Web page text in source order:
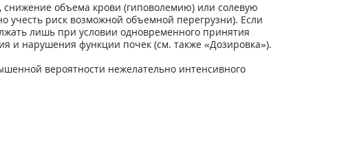
снижение объема крови (гиповолемию) или солевую
учесть риск возможной объемной перегрузни). Если
лишь при условии одновременного принятия
и нарушения функции почек (см. также «Дозировка»).
вероятности нежелательно интенсивного